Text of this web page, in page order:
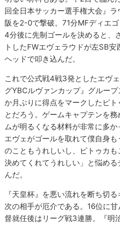
回全日本サッカー選手権大会』
阪を2-0で撃破。71分MFディエ
4分後に先制ゴールを決めると、
トしたFWエヴェラウドが左SB
ヘッドで叩き込んだ。
これで公式戦4戦3発としたエヴ
グYBCルヴァンカップ』グルー
か月ぶりに得点をマークしたピ
とだろう。ゲームキャプテンを
ムが明るくなる材料が非常に多か
エヴェがゴールを取れて僕自身
のこともうれしいし、ピトゥカ
決めてくれてうれしい」と悩め
んだ。
『天皇杯』を悪い流れを断ち切
次の相手が厄介である。16位に
督就任後はリーグ戦3連勝。『明